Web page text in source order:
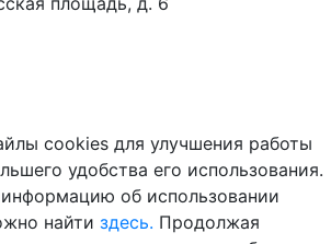
гуманитарный университет
cookies для улучшения работы
удобства его использования.
об использовании
найтиздесь.Продолжая
вы подтверждаете, что были